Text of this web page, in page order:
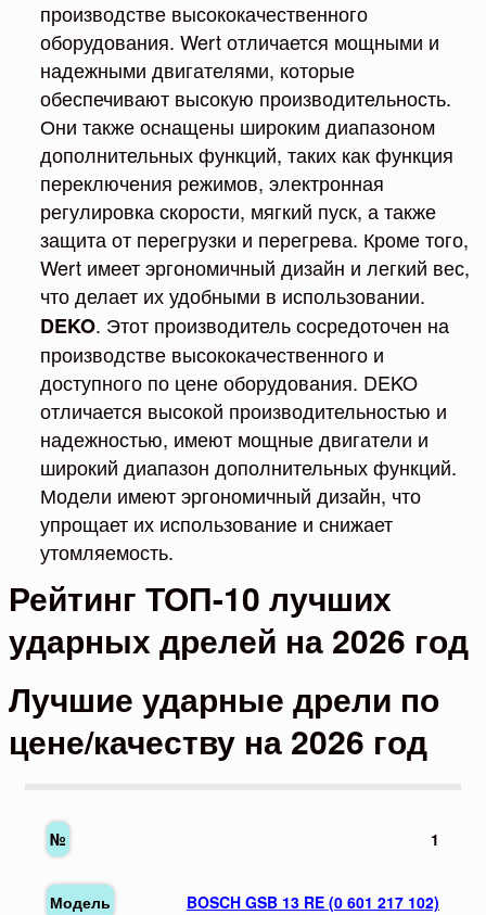
производстве высококачественного
оборудования. Wert отличается мощными и
надежными двигателями, которые
обеспечивают высокую производительность.
Они также оснащены широким диапазоном
дополнительных функций, таких как функция
переключения режимов, электронная
регулировка скорости, мягкий пуск, а также
защита от перегрузки и перегрева. Кроме того,
Wert имеет эргономичный дизайн и легкий вес,
что делает их удобными в использовании.
DEKO. Этот производитель сосредоточен на
производстве высококачественного и
доступного по цене оборудования. DEKO
отличается высокой производительностью и
надежностью, имеют мощные двигатели и
широкий диапазон дополнительных функций.
Модели имеют эргономичный дизайн, что
упрощает их использование и снижает
утомляемость.
Рейтинг ТОП-10 лучших
ударных дрелей на 2026 год
Лучшие ударные дрели по
цене/качеству на 2026 год
1
BOSCH GSB 13 RE (0 601 217 102)